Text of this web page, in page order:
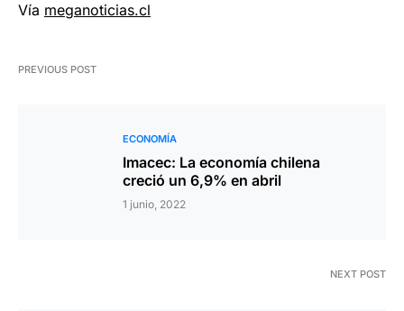
Vía meganoticias.cl
PREVIOUS POST
ECONOMÍA
Imacec: La economía chilena
creció un 6,9% en abril
1 junio, 2022
NEXT POST